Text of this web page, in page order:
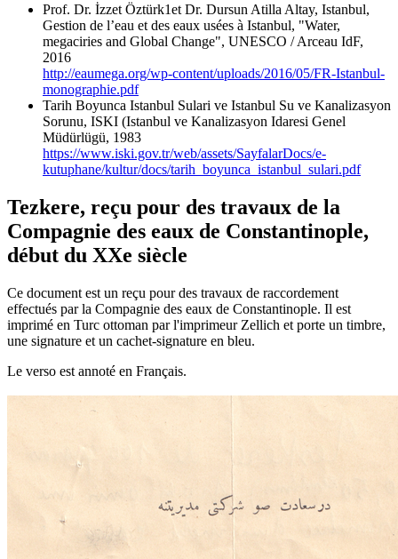
Prof. Dr. İzzet Öztürk1et Dr. Dursun Atilla Altay, Istanbul,
Gestion de l’eau et des eaux usées à Istanbul, "Water,
megaciries and Global Change", UNESCO / Arceau IdF,
2016
http://eaumega.org/wp-content/uploads/2016/05/FR-Istanbul-
monographie.pdf
Tarih Boyunca Istanbul Sulari ve Istanbul Su ve Kanalizasyon
Sorunu, ISKI (Istanbul ve Kanalizasyon Idaresi Genel
Müdürlügü, 1983
https://www.iski.gov.tr/web/assets/SayfalarDocs/e-
kutuphane/kultur/docs/tarih_boyunca_istanbul_sulari.pdf
Tezkere, reçu pour des travaux de la
Compagnie des eaux de Constantinople,
début du XXe siècle
Ce document est un reçu pour des travaux de raccordement
effectués par la Compagnie des eaux de Constantinople. Il est
imprimé en Turc ottoman par l'imprimeur Zellich et porte un timbre,
une signature et un cachet-signature en bleu.
Le verso est annoté en Français.